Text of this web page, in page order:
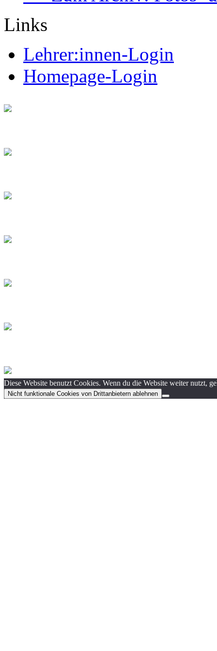
Links
Lehrer:innen-Login
Homepage-Login
Diese Website benutzt Cookies. Wenn du die Website weiter nutzt,
Nicht funktionale Cookies von Drittanbietern ablehnen